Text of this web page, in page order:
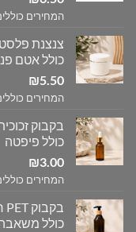
המחירים
כולל אטם
₪5.50
המחירים
כולל פיפטה
₪3.00
המחירים
כולל